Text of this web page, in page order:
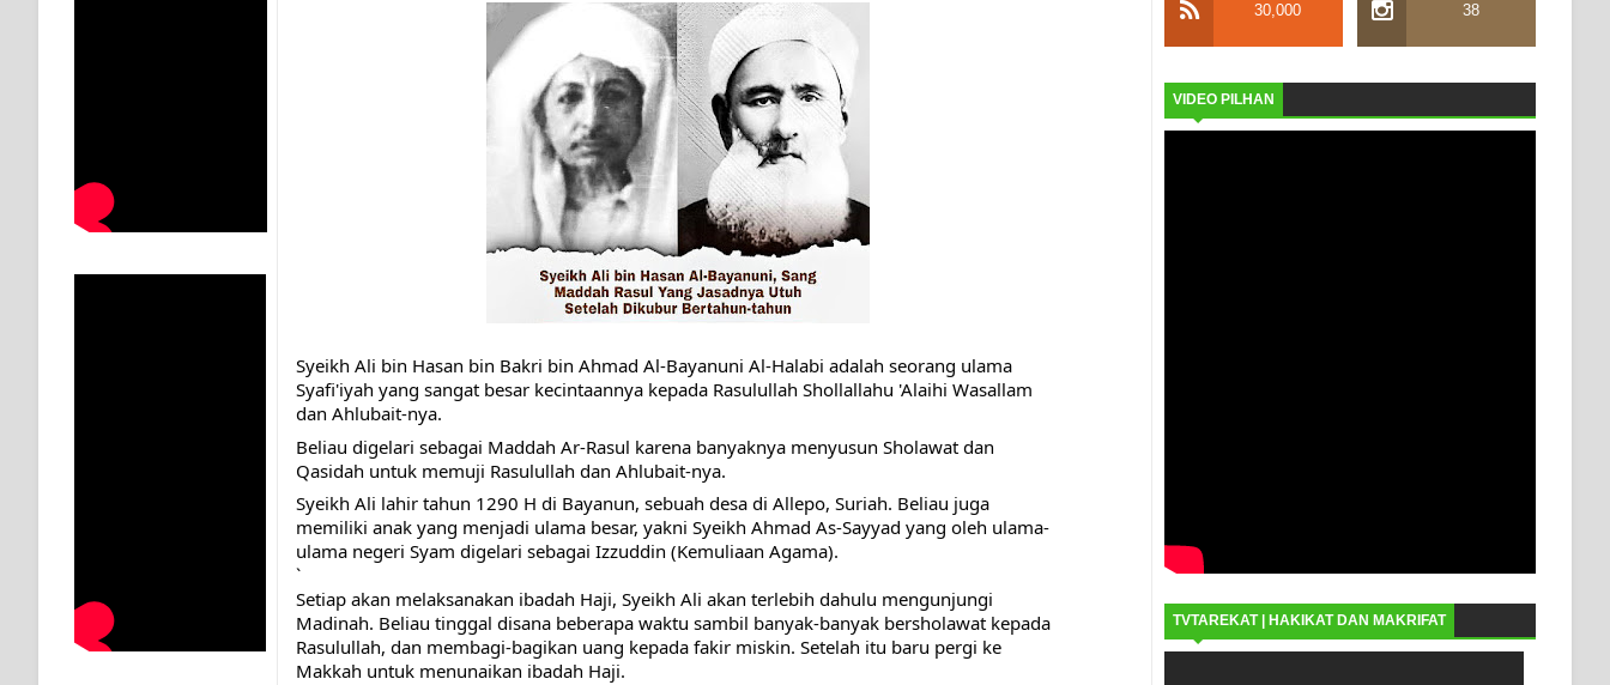
SHAYKH TAREKAT ATAU TUKANG SIHIR? JANGAN MUDAH TERPESONA, JANGAN JUGA MUDAH MENGHUKUM
DI TANGAN MURSYID, CINTA MENEMUKAN JALAN PULANG
RAWATAN TAREKAT: APABILA ALLAH MENYEMBUHKAN HATI, JIWA TURUT MENJADI KUAT
TASAWUF: BUKAN AJARAN PELIK, TETAPI JALAN MEMBERSIHKAN HATI
"Kotoran Yang Paling Bahaya Bukan Pada Pakaian, Tetapi Pada Qalbi"
Secara Biologis Manusia itu Sama, Dengan Tingkat Kesadaran yang Berbeda
WAHDATUL WUJUD ITU APA..??
Syeikh Ali bin Hasan bin Bakri bin Ahmad Al-Bayanuni Al-Halabi adalah seorang ulama
Syafi'iyah yang sangat besar kecintaannya kepada Rasulullah Shollallahu 'Alaihi Wasallam
dan Ahlubait-nya.
Beliau digelari sebagai Maddah Ar-Rasul karena banyaknya menyusun Sholawat dan
Qasidah untuk memuji Rasulullah dan Ahlubait-nya.
Syeikh Ali lahir tahun 1290 H di Bayanun, sebuah desa di Allepo, Suriah. Beliau juga
memiliki anak yang menjadi ulama besar, yakni Syeikh Ahmad As-Sayyad yang oleh ulama-
ulama negeri Syam digelari sebagai Izzuddin (Kemuliaan Agama).
`
Setiap akan melaksanakan ibadah Haji, Syeikh Ali akan terlebih dahulu mengunjungi
Madinah. Beliau tinggal disana beberapa waktu sambil banyak-banyak bersholawat kepada
Rasulullah, dan membagi-bagikan uang kepada fakir miskin. Setelah itu baru pergi ke
Makkah untuk menunaikan ibadah Haji.
30,000 38
VIDEO PILHAN
TVTAREKAT | HAKIKAT DAN MAKRIFAT